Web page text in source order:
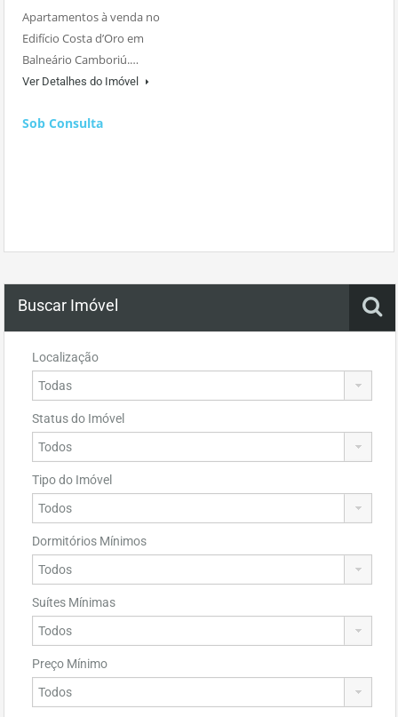
Apartamentos à venda no
Edifício Costa d’Oro em
Balneário Camboriú.…
Ver Detalhes do Imóvel
Sob Consulta
Buscar Imóvel
Localização
Status do Imóvel
Tipo do Imóvel
Dormitórios Mínimos
Suítes Mínimas
Preço Mínimo